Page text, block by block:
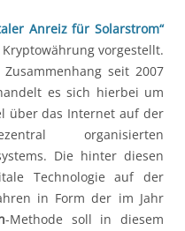
Anreiz für Solarstrom“
vorgestellt.
seit 2007
es sich hierbei um
über das Internet auf der
organisierten
Die hinter diesen
Technologie auf der
in Form der im Jahr
-Methode soll in diesem